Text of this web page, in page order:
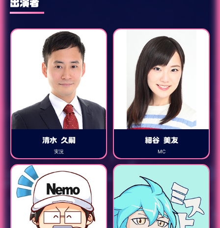
出演者
清水 久嗣
実況
細谷 美友
MC